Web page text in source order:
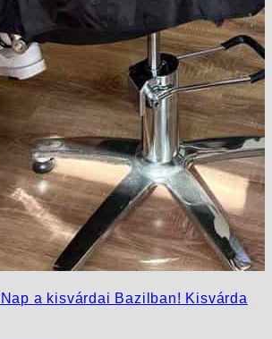
a kisvárdai Bazilban! Kisvárda